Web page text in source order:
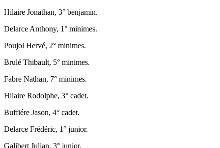
Hilaire Jonathan, 3° benjamin.
Delarce Anthony, 1° minimes.
Poujol Hervé, 2° minimes.
Brulé Thibault, 5° minimes.
Fabre Nathan, 7° minimes.
Hilaire Rodolphe, 3° cadet.
Buffiére Jason, 4° cadet.
Delarce Frédéric, 1° junior.
Galibert Julian, 3° junior.